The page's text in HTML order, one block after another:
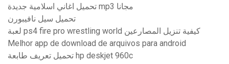
تحميل اغاني اسلامية جديدة mp3 مجانا
تحميل سيل نافيبورن
لعبة ps4 fire pro wrestling world كيفية تنزيل المصارعين
Melhor app de download de arquivos para android
تحميل تعريف طابعة hp deskjet 960c